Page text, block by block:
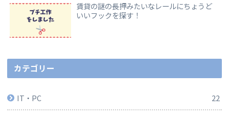
賃貸の謎の長押みたいなレールにちょうど
いいフックを探す！
カテゴリー
IT・PC 22